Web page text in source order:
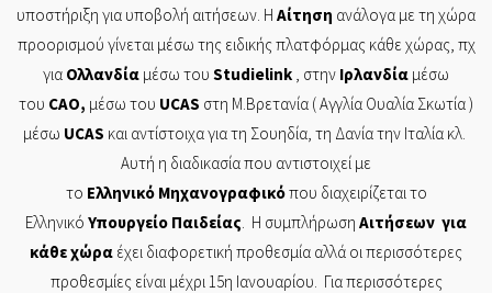
υποστήριξη για υποβολή αιτήσεων. Η Αίτηση ανάλογα με τη χώρα
προορισμού γίνεται μέσω της ειδικής πλατφόρμας κάθε χώρας, πχ
για Ολλανδία μέσω του Studielink , στην Ιρλανδία μέσω
του CAO, μέσω του UCAS στη Μ.Βρετανία ( Αγγλία Ουαλία Σκωτία )
μέσω UCAS και αντίστοιχα για τη Σουηδία, τη Δανία την Ιταλία κλ.
Αυτή η διαδικασία που αντιστοιχεί με
το Ελληνικό Μηχανογραφικόπου διαχειρίζεται το
Ελληνικό Υπουργείο Παιδείας. Η συμπλήρωση Αιτήσεων για
κάθε χώρα έχει διαφορετική προθεσμία αλλά οι περισσότερες
προθεσμίες είναι μέχρι 15η Ιανουαρίου. Για περισσότερες